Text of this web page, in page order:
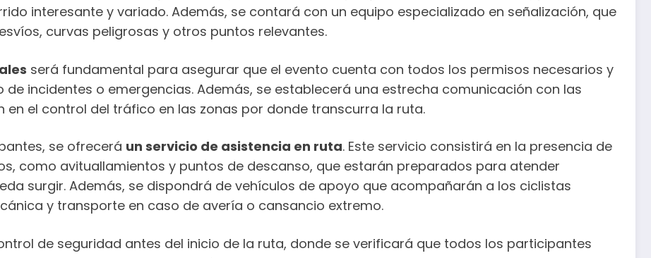
interesante y variado. Además, se contará con un equipo especializado en señalización, que
curvas peligrosas y otros puntos relevantes.
será fundamental para asegurar que el evento cuenta con todos los permisos necesarios y
incidentes o emergencias. Además, se establecerá una estrecha comunicación con las
el control del tráfico en las zonas por donde transcurra la ruta.
se ofrecerá un servicio de asistencia en ruta. Este servicio consistirá en la presencia de
como avituallamientos y puntos de descanso, que estarán preparados para atender
surgir. Además, se dispondrá de vehículos de apoyo que acompañarán a los ciclistas
y transporte en caso de avería o cansancio extremo.
de seguridad antes del inicio de la ruta, donde se verificará que todos los participantes